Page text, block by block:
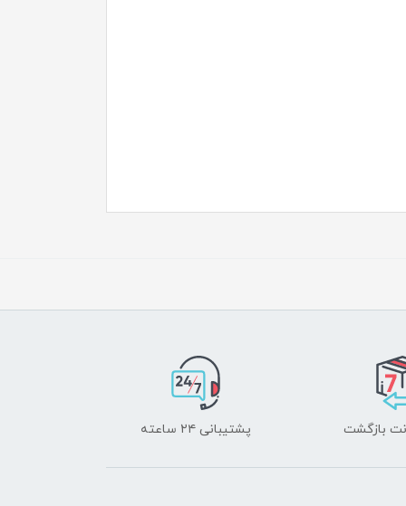
پشتیبانی ۲۴ ساعته